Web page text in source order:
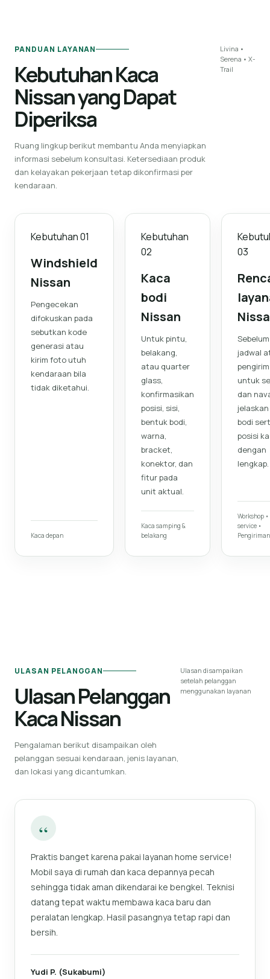
PANDUAN LAYANAN
Kebutuhan Kaca
Nissan yang Dapat
Diperiksa
Ruang lingkup berikut membantu Anda menyiapkan
informasi sebelum konsultasi. Ketersediaan produk
dan kelayakan pekerjaan tetap dikonfirmasi per
kendaraan.
Livina •
Serena • X-
Trail
Kebutuhan01
Windshield
Nissan
Pengecekan
difokuskan pada
sebutkan kode
generasi atau
kirim foto utuh
kendaraan bila
tidak diketahui.
Kaca depan
Kebutuhan
02
Kaca
bodi
Nissan
Untuk pintu,
belakang,
atau quarter
glass,
konfirmasikan
posisi, sisi,
bentuk bodi,
warna,
bracket,
konektor, dan
fitur pada
unit aktual.
Kaca samping &
belakang
03
Sebelum
jadwal
untuk
dan
bodi
posisi
dengan
lengkap.
Workshop
service •
Pengiriman
ULASAN PELANGGAN
Ulasan Pelanggan
Kaca Nissan
Pengalaman berikut disampaikan oleh
pelanggan sesuai kendaraan, jenis layanan,
dan lokasi yang dicantumkan.
Ulasan disampaikan
setelah pelanggan
menggunakan layanan
“
Praktis banget karena pakai layanan home service!
Mobil saya di rumah dan kaca depannya pecah
sehingga tidak aman dikendarai ke bengkel. Teknisi
datang tepat waktu membawa kaca baru dan
peralatan lengkap. Hasil pasangnya tetap rapi dan
bersih.
Yudi P. (Sukabumi)